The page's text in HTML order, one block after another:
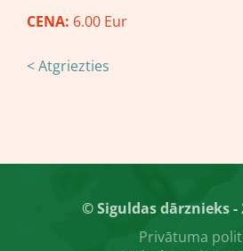
CENA: 6.00 Eur
< Atgriezties
© Siguldas dārznieks -
Privātuma